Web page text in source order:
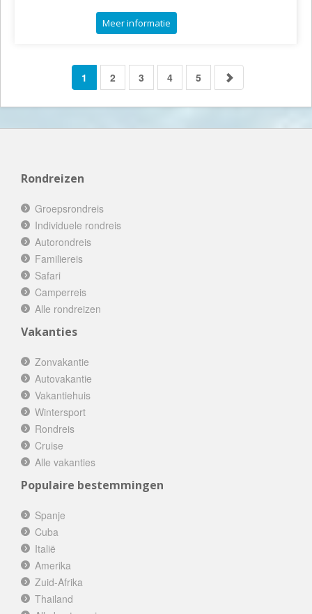
Meer informatie
1 2 3 4 5
Rondreizen
Groepsrondreis
Individuele rondreis
Autorondreis
Familiereis
Safari
Camperreis
Alle rondreizen
Vakanties
Zonvakantie
Autovakantie
Vakantiehuis
Wintersport
Rondreis
Cruise
Alle vakanties
Populaire bestemmingen
Spanje
Cuba
Italië
Amerika
Zuid-Afrika
Thailand